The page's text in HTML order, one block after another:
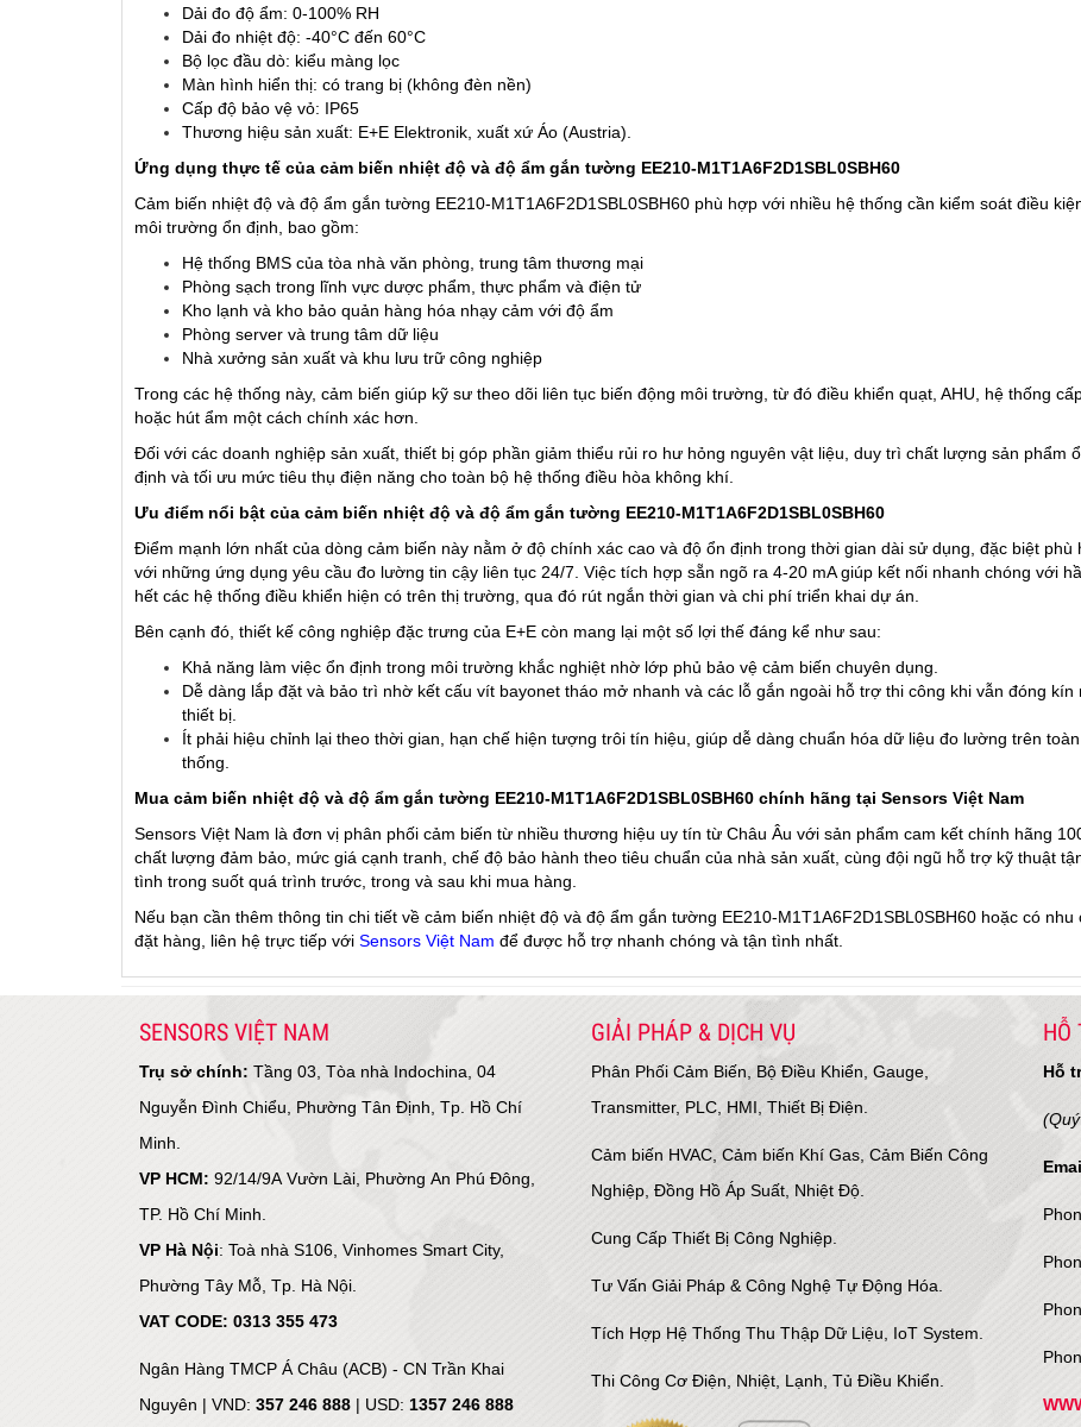
Dải đo độ ẩm: 0-100% RH
Dải đo nhiệt độ: -40°C đến 60°C
Bộ lọc đầu dò: kiểu màng lọc
Màn hình hiển thị: có trang bị (không đèn nền)
Cấp độ bảo vệ vỏ: IP65
Thương hiệu sản xuất: E+E Elektronik, xuất xứ Áo (Austria).
Ứng dụng thực tế của cảm biến nhiệt độ và độ ẩm gắn tường EE210-M1T1A6F2D1SBL0SBH60
Cảm biến nhiệt độ và độ ẩm gắn tường EE210-M1T1A6F2D1SBL0SBH60 phù hợp với nhiều hệ thống cần kiểm soát điều
môi trường ổn định, bao gồm:
Hệ thống BMS của tòa nhà văn phòng, trung tâm thương mại
Phòng sạch trong lĩnh vực dược phẩm, thực phẩm và điện tử
Kho lạnh và kho bảo quản hàng hóa nhạy cảm với độ ẩm
Phòng server và trung tâm dữ liệu
Nhà xưởng sản xuất và khu lưu trữ công nghiệp
Trong các hệ thống này, cảm biến giúp kỹ sư theo dõi liên tục biến động môi trường, từ đó điều khiển quạt, AHU, hệ thống
hoặc hút ẩm một cách chính xác hơn.
Đối với các doanh nghiệp sản xuất, thiết bị góp phần giảm thiểu rủi ro hư hỏng nguyên vật liệu, duy trì chất lượng sản phẩm
định và tối ưu mức tiêu thụ điện năng cho toàn bộ hệ thống điều hòa không khí.
Ưu điểm nổi bật của cảm biến nhiệt độ và độ ẩm gắn tường EE210-M1T1A6F2D1SBL0SBH60
Điểm mạnh lớn nhất của dòng cảm biến này nằm ở độ chính xác cao và độ ổn định trong thời gian dài sử dụng, đặc biệt phù
với những ứng dụng yêu cầu đo lường tin cậy liên tục 24/7. Việc tích hợp sẵn ngõ ra 4-20 mA giúp kết nối nhanh chóng với
hết các hệ thống điều khiển hiện có trên thị trường, qua đó rút ngắn thời gian và chi phí triển khai dự án.
Bên cạnh đó, thiết kế công nghiệp đặc trưng của E+E còn mang lại một số lợi thế đáng kể như sau:
Khả năng làm việc ổn định trong môi trường khắc nghiệt nhờ lớp phủ bảo vệ cảm biến chuyên dụng.
Dễ dàng lắp đặt và bảo trì nhờ kết cấu vít bayonet tháo mở nhanh và các lỗ gắn ngoài hỗ trợ thi công khi vẫn đóng kín
thiết bị.
Ít phải hiệu chỉnh lại theo thời gian, hạn chế hiện tượng trôi tín hiệu, giúp dễ dàng chuẩn hóa dữ liệu đo lường trên
thống.
Mua cảm biến nhiệt độ và độ ẩm gắn tường EE210-M1T1A6F2D1SBL0SBH60 chính hãng tại Sensors Việt Nam
Sensors Việt Nam là đơn vị phân phối cảm biến từ nhiều thương hiệu uy tín từ Châu Âu với sản phẩm cam kết chính hãng
chất lượng đảm bảo, mức giá cạnh tranh, chế độ bảo hành theo tiêu chuẩn của nhà sản xuất, cùng đội ngũ hỗ trợ kỹ thuật
tình trong suốt quá trình trước, trong và sau khi mua hàng.
Nếu bạn cần thêm thông tin chi tiết về cảm biến nhiệt độ và độ ẩm gắn tường EE210-M1T1A6F2D1SBL0SBH60 hoặc có nhu
đặt hàng, liên hệ trực tiếp với Sensors Việt Nam để được hỗ trợ nhanh chóng và tận tình nhất.
SENSORS VIỆT NAM
Trụ sở chính: Tầng 03, Tòa nhà Indochina, 04
Nguyễn Đình Chiểu, Phường Tân Định, Tp. Hồ Chí
Minh.
VP HCM: 92/14/9A Vườn Lài, Phường An Phú Đông,
TP. Hồ Chí Minh.
VP Hà Nội: Toà nhà S106, Vinhomes Smart City,
Phường Tây Mỗ, Tp. Hà Nội.
VAT CODE: 0313 355 473
Ngân Hàng TMCP Á Châu (ACB) - CN Trần Khai
Nguyên | VND: 357 246 888 | USD: 1357 246 888
GIẢI PHÁP & DỊCH VỤ
Phân Phối Cảm Biến, Bộ Điều Khiển, Gauge,
Transmitter, PLC, HMI, Thiết Bị Điện.
Cảm biến HVAC, Cảm biến Khí Gas, Cảm Biến Công
Nghiệp, Đồng Hồ Áp Suất, Nhiệt Độ.
Cung Cấp Thiết Bị Công Nghiệp.
Tư Vấn Giải Pháp & Công Nghệ Tự Động Hóa.
Tích Hợp Hệ Thống Thu Thập Dữ Liệu, IoT System.
Thi Công Cơ Điện, Nhiệt, Lạnh, Tủ Điều Khiển.
HỖ
Hỗ